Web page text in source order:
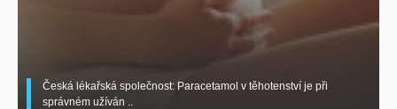
Česká lékařská společnost: Paracetamol v těhotenství je při
správném užíván ..